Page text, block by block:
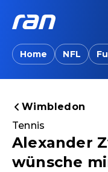
Home NFL
Wimbledon
Tennis
Alexander
wünsche